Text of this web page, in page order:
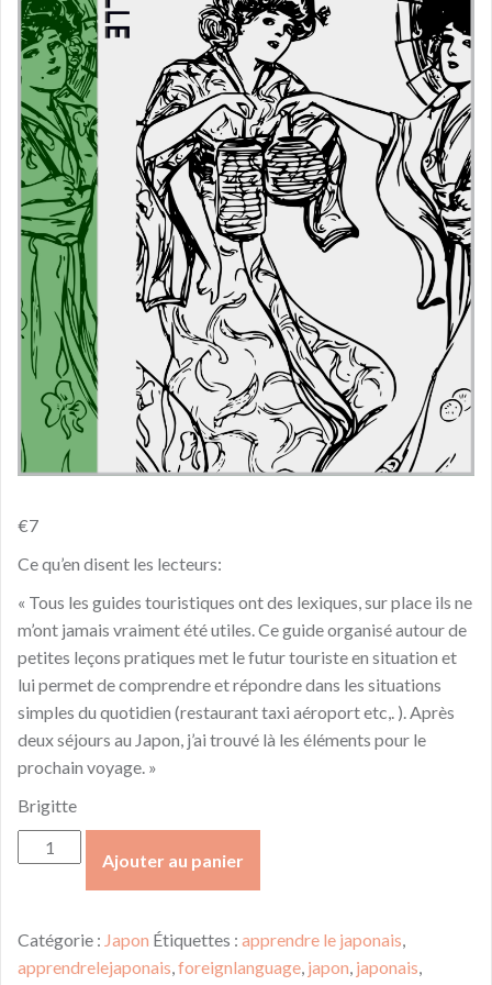
€7
Ce qu’en disent les lecteurs:
« Tous les guides touristiques ont des lexiques, sur place ils ne
m’ont jamais vraiment été utiles. Ce guide organisé autour de
petites leçons pratiques met le futur touriste en situation et
lui permet de comprendre et répondre dans les situations
simples du quotidien (restaurant taxi aéroport etc,. ). Après
deux séjours au Japon, j’ai trouvé là les éléments pour le
prochain voyage. »
Brigitte
quantité
de
Apprendre
Japonais
pratique
Ajouter au panier
Catégorie : Japon Étiquettes : apprendre le japonais,
apprendrelejaponais,foreignlanguage, japon, japonais,